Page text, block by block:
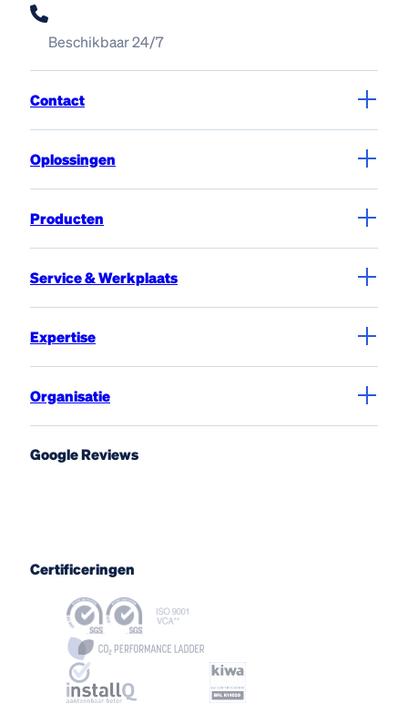
Beschikbaar 24/7
Contact
Oplossingen
Producten
Service & Werkplaats
Expertise
Organisatie
Google Reviews
Certificeringen